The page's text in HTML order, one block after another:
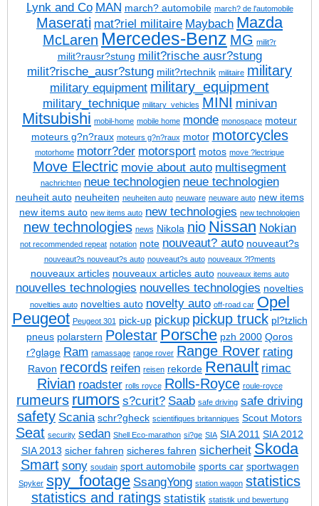
Lynk and Co MAN march? automobile march? de l'automobile
Maserati mat?riel militaire Maybach Mazda
McLaren Mercedes-Benz MG milit?r
milit?rausr?stung milit?rische ausr?stung
milit?rische_ausr?stung milit?rtechnik militaire military
military equipment military_equipment
military_technique military_vehicles MINI minivan
Mitsubishi mobil-home mobile home monde monospace moteur
moteurs g?n?raux moteurs g?n?raux motor motorcycles
motorhome motorr?der motorsport motos move ?lectrique
Move Electric movie about auto multisegment
nachrichten neue technologien neue technologien
neuheit auto neuheiten neuheiten auto neuware neuware auto new items
new items auto new items auto new technologies new technologien
new technologies news Nikola nio Nissan Nokian
not recommended repeat notation note nouveaut? auto nouveaut?s
nouveaut?s nouveaut?s auto nouveaut?s auto nouveaux ?l?ments
nouveaux articles nouveaux articles auto nouveaux items auto
nouvelles technologies nouvelles technologies novelties
novelties auto novelties auto novelty auto off-road car Opel
Peugeot Peugeot 301 pick-up pickup pickup truck pl?tzlich
pneus polarstern Polestar Porsche pzh 2000 Qoros
r?glage Ram ramassage range rover Range Rover rating
Ravon records reifen reisen rekorde Renault rimac
Rivian roadster rolls royce Rolls-Royce roule-royce
rumeurs rumors s?curit? Saab safe driving safe driving
safety Scania schr?gheck scientifiques britanniques Scout Motors
Seat security sedan Shell Eco-marathon si?ge SIA SIA 2011 SIA 2012
SIA 2013 sicher fahren sicheres fahren sicherheit Skoda
Smart sony soudain sport automobile sports car sportwagen
Spyker spy_footage SsangYong station wagon statistics
statistics and ratings statistik statistik und bewertung